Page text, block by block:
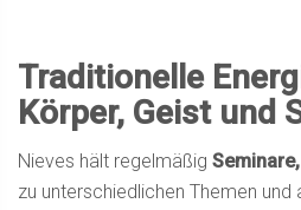
Traditionelle
Körper, Geist und
Nieves hält regelmäßig
zu unterschiedlichen Themen und